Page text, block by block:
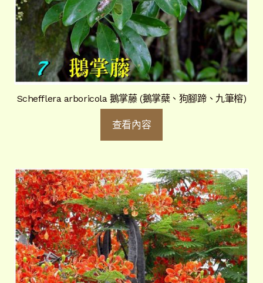
Schefflera arboricola 鵝掌藤 (鵝掌蘗、狗腳蹄、九筆榕)
查看內容